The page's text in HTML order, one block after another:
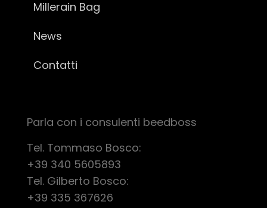
Millerain Bag
News
Contatti
Parla con i consulenti beedboss
Tel. Tommaso Bosco:
+39 340 5605893
Tel. Gilberto Bosco:
+39 335 367626